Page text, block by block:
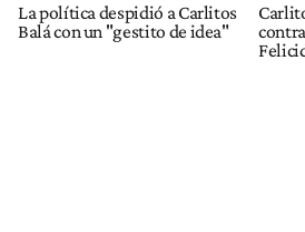
La política despidió a Carlitos
Balá con un "gestito de idea"